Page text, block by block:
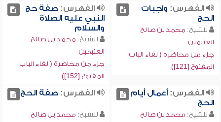
الفهرس: واجبات
الحج
للشيخ: محمد بن صالح
العثيمين
جزء من محاضرة ( لقاء الباب
المفتوح [121])
الفهرس: صفة حج
النبي عليه الصلاة
والسلام
للشيخ: محمد بن صالح
العثيمين
جزء من محاضرة ( لقاء الباب
المفتوح [152])
الفهرس:أعمال أيام
الحج
للشيخ: محمد بن صالح
الفهرس: صفة الحج
للشيخ: محمد بن صالح